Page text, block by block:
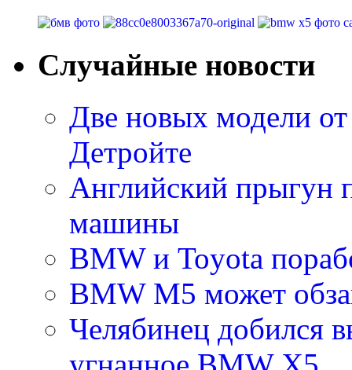
Случайные новости
Две новых модели
Детройте
Английский прыгун
машины
BMW и Toyota
BMW M5 может
Челябинец добился